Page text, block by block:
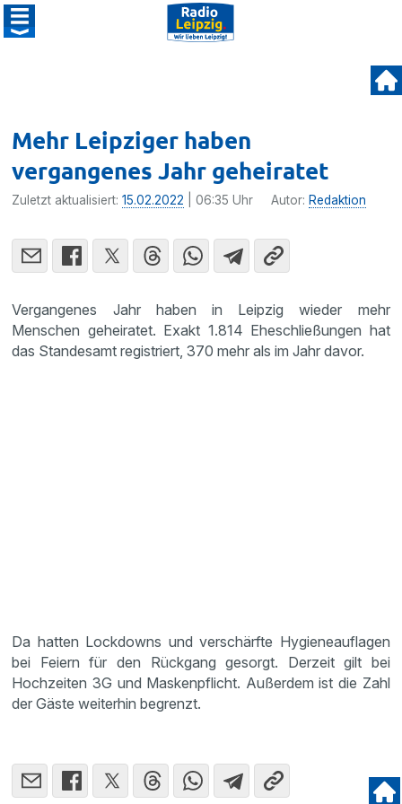
Mehr Leipziger haben
vergangenes Jahr geheiratet
Zuletzt aktualisiert:15.02.2022 | 06:35 Uhr Autor: Redaktion
Vergangenes Jahr haben in Leipzig wieder mehr
Menschen geheiratet. Exakt 1.814 Eheschließungen hat
das Standesamt registriert, 370 mehr als im Jahr davor.
Da hatten Lockdowns und verschärfte Hygieneauflagen
bei Feiern für den Rückgang gesorgt. Derzeit gilt bei
Hochzeiten 3G und Maskenpflicht. Außerdem ist die Zahl
der Gäste weiterhin begrenzt.